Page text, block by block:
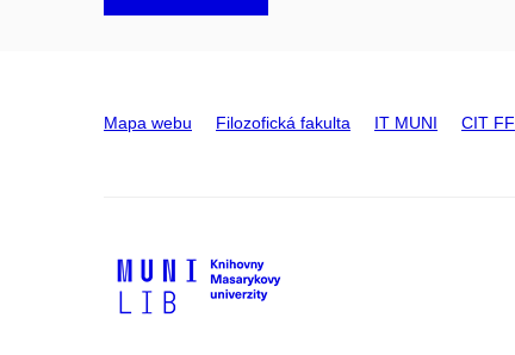
Mapa webu Filozofická fakulta IT MUNI CIT FF